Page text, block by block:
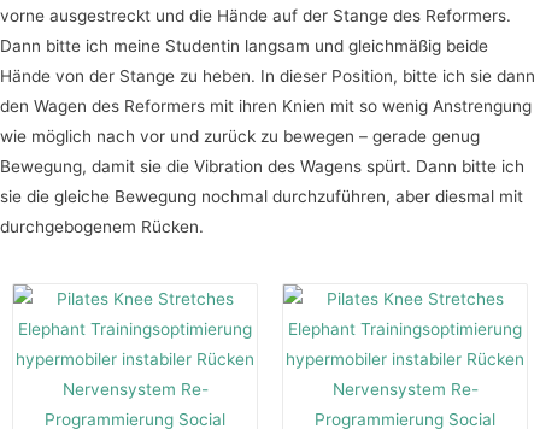
vorne ausgestreckt und die Hände auf der Stange des Reformers.
Dann bitte ich meine Studentin langsam und gleichmäßig beide
Hände von der Stange zu heben. In dieser Position, bitte ich sie dann
den Wagen des Reformers mit ihren Knien mit so wenig Anstrengung
wie möglich nach vor und zurück zu bewegen – gerade genug
Bewegung, damit sie die Vibration des Wagens spürt. Dann bitte ich
sie die gleiche Bewegung nochmal durchzuführen, aber diesmal mit
durchgebogenem Rücken.